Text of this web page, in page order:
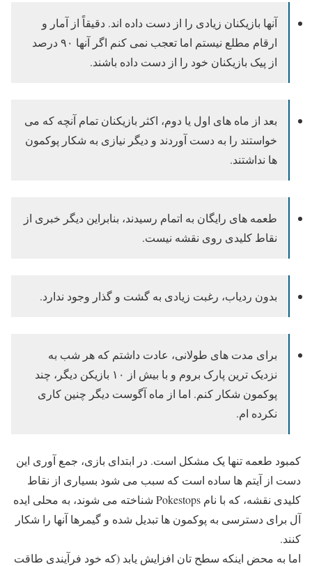
آنها بازیکنان زیادی را از دست داده اند. دقیقاً از آمار و
ارقام مطلع نیستم اما تعجب نمی کنم اگر آنها ۹۰ درصد
از پیک بازیکنان خود را از دست داده باشند.
بعد از ماه های اول یا دوم، اکثر بازیکنان تمام آنچه که می
خواستند را به دست آوردند و دیگر نیازی به شکار پوکمون
ها نداشتند.
طعمه های رایگان به اتمام رسیدند، بنابراین دیگر خبری از
نقاط کلیدی روی نقشه نیست.
بدون ردیاب، رغبت زیادی به گشت و گذار وجود ندارد.
برای مدت های طولانی، عادت داشتم که هر شب به
نزدیک ترین پارک بروم و با بیش از ۱۰ بازیکن دیگر، چند
پوکمون شکار کنم. اما از ماه آگوست دیگر چنین کاری
نکرده ام.
کمبود طعمه تنها یک مشکل است. در ابتدای بازی، جمع آوری این
دست از آیتم ها ساده است که سبب می شود بسیاری از نقاط
کلیدی نقشه، که با نام Pokestops شناخته می شوند، به محلی ایده
آل برای دسترسی به پوکمون ها تبدیل شده و گیمرها آنها را شکار
کنند.
اما به محض اینکه سطح تان افزایش یابد (که خود فرآیندی طاقت